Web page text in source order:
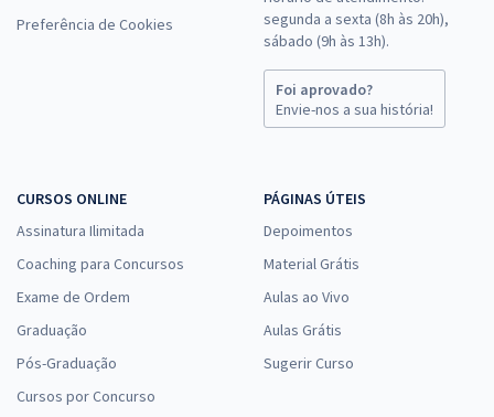
Preferência de Cookies
segunda a sexta (8h às 20h),
sábado (9h às 13h).
Foi aprovado?
Envie-nos a sua história!
CURSOS ONLINE
Assinatura Ilimitada
Coaching para Concursos
Exame de Ordem
Graduação
Pós-Graduação
Cursos por Concurso
PÁGINAS ÚTEIS
Depoimentos
Material Grátis
Aulas ao Vivo
Aulas Grátis
Sugerir Curso